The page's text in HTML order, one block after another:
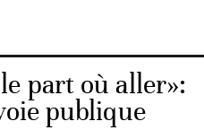
part où aller»:
publique